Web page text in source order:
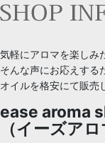
気軽にアロマを楽しみ
そんな声にお応えする
オイルを格安にて販売
ease aroma
（イーズア